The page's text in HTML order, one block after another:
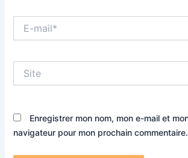
mail*
Enregistrer mon nom, mon e-mail et
navigateur pour mon prochain commentaire.